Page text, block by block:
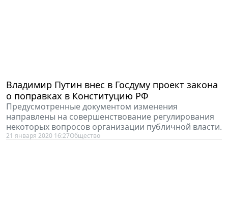
Владимир Путин внес в Госдуму проект закона
о поправках в Конституцию РФ
Предусмотренные документом изменения
направлены на совершенствование регулирования
некоторых вопросов организации публичной власти.
21 января 2020 16:27Общество